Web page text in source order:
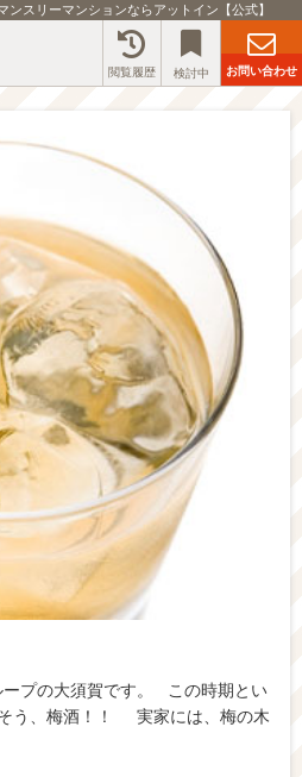
ンスリーマンションならアットイン【公式】
閲覧履歴 検討中 お問い合わせ
ープの大須賀です。 この時期とい
う、梅酒！！ 実家には、梅の木